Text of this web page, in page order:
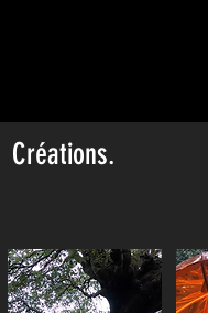
Créations.